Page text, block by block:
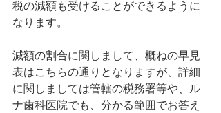
税の減額も受けることができるように
なります。
減額の割合に関しまして、概ねの早見
表はこちらの通りとなりますが、詳細
に関しましては管轄の税務署等や、ル
ナ歯科医院でも、分かる範囲でお答え